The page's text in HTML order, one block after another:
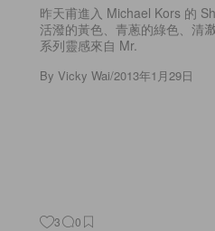
系列靈感來自 Mr.
ByVicky Wai/ 2013年1月29日